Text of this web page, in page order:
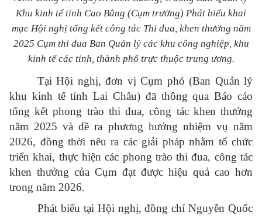
Khu kinh tế tỉnh Cao Bằng (Cụm trưởng) Phát biểu khai
mạc Hội nghị tổng kết công tác Thi đua, khen thưởng năm
2025 Cụm thi đua Ban Quản lý các khu công nghiệp, khu
kinh tế các tỉnh, thành phố trực thuộc trung ương.
Tại Hội nghị, đơn vị Cụm phó (Ban Quản lý
khu kinh tế tỉnh Lai Châu) đã thông qua Báo cáo
tổng kết phong trào thi đua, công tác khen thưởng
năm 2025 và đề ra phương hướng nhiệm vụ năm
2026, đồng thời nêu ra các giải pháp nhằm tổ chức
triển khai, thực hiện các phong trào thi đua, công tác
khen thưởng của Cụm đạt được hiệu quả cao hơn
trong năm 2026.
Phát biểu tại Hội nghị, đồng chí Nguyễn Quốc